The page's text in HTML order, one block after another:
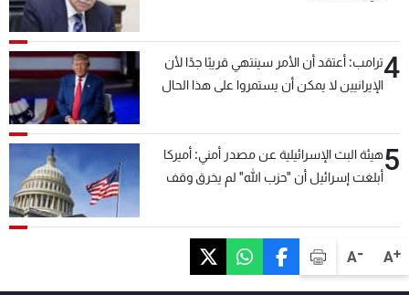
A+
A-
4ترامب: أعتقد أن الأمر سينتهي قريبًا جدًا لأن
الإيرانيين لا يمكن أن يستمروا على هذا الحال
5هيئة البث الإسرائيلية عن مصدر أمني: أميركا
أبلغت إسرائيل أن "حزب الله" لم يخرق وقف
عدم التصعيد خشية أن يؤثر ذلك على مفاوضات